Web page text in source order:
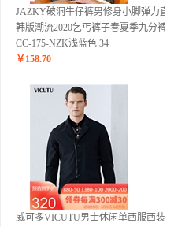
JAZKY破洞牛仔裤男修身小脚弹力直筒
韩版潮流2020乞丐裤子春夏季九分裤
CC-175-NZK浅蓝色 34
￥ 158.70
威可多VICUTU男士休闲单西服西装